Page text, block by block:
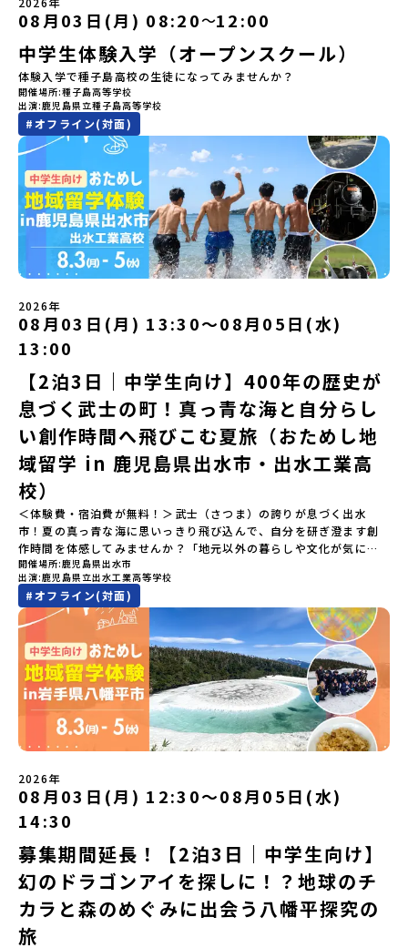
イブ動画を視聴する]YouTube：
https://youtu.be/Yt8nd04aNgA?
si=e5erbspvwz5O8_uF【STEP 2】有田町プログラム説明会〜
「有田町」の内容を具体的に深掘りしたい方へ〜全体説明を聞いた
うえで、「有田町では具体的に何をするの？」「どんな町なの？」
という疑問にお答えする説明会です。有田町ならではの豊かな文化
や、2泊3日のプログラムの中身をたっぷりとお伝えします。日
時： 5月11日(月) 19：00〜19：40内 容： 有田町ってどんなとこ
ろ？、プログラム詳細解説、質疑応答お申し込み：https://c-
mirai.jp/events/068058お気軽にどうぞ！「はじめての一人旅だ
けど大丈夫？」「どんな体験ができるの？」そんな保護者様の不安
や、中学生のみなさんの素朴な疑問にスタッフが直接お答えしま
す。チャットでの質問も可能ですので、ぜひご自宅からリラックス
してご参加ください。▼お申し込み前に必ずご確認ください・参加
規約への同意プログラムへの参加申し込みいただく前に、「お申し
込みに関する各規約」への同意が必須となります。ご確認くださ
ら抽選の上、締め切り日から1週間を目途に、お申し込み時に記入い
ただいたメールアドレス宛に「当選／落選メール」をお送りいたし
ます。当選者は、メールに記載された「当選確認フォーム」に３日
以内に回答いただき、確認フォームの提出をもって参加確定とさせ
ていただきます。当選確認フォームの期日までにご回答いただけな
い場合は、当選を取り消しとさせていただきます。当選取り消しが
あった場合は、繰り上げ当選者へご連絡させていただきます。登録
メールアドレスの変更をご希望の場合は下記の地域みらい留学公式
LINEよりご連絡をお願いします。※受信制限設定をしていると、通
知メールをお受け取りいただけません。その場合は、
「@miratabi.jp」からのメールを受信できるよう設定をお願いいた
します。※結果に関する個別のお問合せにはお答えしておりません
ので、ご了承ください。・お申し込みについてお申込はお一人様1回
限りです。PC・スマートフォンからお申込ください。申込後の内容
変更はできません。お申込時は、メールアドレスの入力間違いにご
注意ください。・宿泊について１室に複数(同性2～4名程度)で宿泊
いただく予定です。・食事アレルギー対応について個別の詳細なア
レルギー対応希望にはお応えしかねる場合がございます。対応が必
要な場合は必ず事前にご相談ください。・参加取消や急遽参加でき
なくなった場合について参加決定後の参加お取り消しはご遠慮下さ
い。やむを得ないお取り消しの場合はお早めに事務局までご連絡く
ださい。・キャンセルポリシーやむを得ない参加お取り消しの場
合、以下のルールに沿って対応させていただきます。ご了承くださ
い。プログラム開催日の前日＜7月3日＞から、【キャンセルのご連
絡日：お支払いいただく旅行代金】・21日目にあたる日以前：無
料・20日目-8日目：20％・7日目-2日目：30％・プログラム開始日
加またはプログラム開始後の解除：100％・催行中止について天候な
どの状況等によって開催を見合わせる可能性があります。その場合
は原則、開催日1週間前までにご連絡いたします。又、最少催行人数
に達しなかった場合は、開催日3週間前までに催行中止の旨をメール
にてご連絡いたします。・よくあるご質問その他、よくあるご質問
についてはこちらをご確認ください。運営団体について＜プログラ
ム主催：一般財団法人地域・教育魅力化プラットフォーム＞「意志
ある若者にあふれる持続可能な地域・社会をつくる」というビジョ
ンを掲げ、2017年3月に島根県に設立した教育事業団体です。日本
全国約200の高校と連携しながら、中学卒業後に地域の枠を越えて生
生との特別な交流この旅の大きな魅力は、地元の「平取高校」の先
輩たちと過ごす時間です。 ただ校舎を眺める見学ではありません。
高校生が自ら企画したアクティビティを通じて、年の近い先輩たち
と本音で交流することができます。魅力的な大人たちと対話をしな
がら町の歴史や「生き方」を学ぶことができ、大充実の2泊3日にな
ること間違いなし！そんなユニークな魅力がたっぷりつまった北海
道平取町へ、人生の可能性をひらく特別な旅に出発しませんか？体
験のおすすめポイント体験プログラム内容（予定）＜1日目＞
（PM）「オリエンテーション・自己紹介ワーク」「高校生企画①-
遊び編-」 -平取高校生と仲を深める「びらとりの歴史・文化を知
る！アイヌ文化フィールドワーク」 -アイヌ文化博物館でアイヌ文
化を理解する -アイヌ伝統文化を感じるアクティビティ「1日を振
り返るーみんなで体験シェア」＜2日目＞（AM）「平取高校見学・
寮見学」 -平取高校の特徴を知る学校体験 -在校生との対話「高
校生企画②-町の紹介編-」 -ビンゴをしながら町を知ろう！（PM）
「自然と農を感じる！農業アクティビティ」 -平取特産の「びらと
「みんなでBBQディナー」 -さらに仲間や地元の高校生、町の大人
たちと交流＜3日目＞（AM）「アイヌが愛した森を散策するフィー
ルドワーク」「3日間の振り返りワーク」 -みんなで振り返り対話
「ランチ/お土産タイム」（PM） 13：30頃プログラム終了-新千歳
空港には15：00頃に到着予定です。※天候の状況や参加人数によっ
てプログラムを変更する場合がございます。参加概要【開催場所】
北海道平取町（びらとりちょう）【実施日程】7月18日(土)～7月20
日(月祝)※参加が確定した方には6月3日(水) 18：30～20：00に
「参加者向け事前オンライン研修」をご案内する予定です。必ず参
加をお願いします。【集合場所・時間】7月18日(土) 12：00 新千歳
空港※12：00までに新千歳空港に到着する便で手配ください。【解
散場所・時間】7月20日(祝月) 15：00頃 新千歳空港※16：00以降
に新千歳空港を出発する便で手配ください。【対象】中学2年生、中
学3年生【宿泊先】ゲストハウス ヤント※ドミトリータイプの2段ベ
ッド（1室2～4名）で宿泊いただく予定です。【旅行代金】無料※旅
行代金に含まれる費用のうち、以下の内容が無料となります・宿泊
費（2泊分）・プログラム内のアクティビティ・体験費用・一部の食
事代※以下の費用は参加者のご負担となります・集合場所までの往
復交通費・お土産代や自由時間の個人飲食費などの個人的費用【募
集人数】最大10名（お申し込み多数の場合は抽選の上決定）【参加
者決定】お申し込み多数の場合は、締め切り後1週間を目途に当落結
果をご連絡いたします。【申し込み受付締切】4月30日(木)12：00
から 5月14日(木) 12：00まで疑問も不安もワクワクに変える！「お
ためし地域留学」ステップアップ説明会プログラムの内容を詳しく
知りたい方や、お申し込みを迷われている方向けにZoomでのオン
ライン配信を行います。知りたい情報のレベルに合わせて、以下の2
つのステップをご活用ください。【STEP 1】全体オンライン説明会
（アーカイブ動画を公開中！）〜まずは「おためし地域留学」を知
りたい方へ〜日本全国20以上の地域から選んで参加できる「おため
し地域留学」の魅力を凝縮したアーカイブ動画をご覧いただけま
す。初めての一人旅への不安や、事務局のサポート体制、安全面に
る]YouTube：https://youtu.be/Yt8nd04aNgA?
si=e5erbspvwz5O8_uF【STEP 2】平取町プログラム説明会〜
「平取町」の内容を具体的に深掘りしたい方へ〜全体説明を聞いた
うえで、「平取町では具体的に何をするの？」「どんな町なの？」
という疑問にお答えする説明会です。平取町ならではの豊かな文化
や、2泊3日のプログラムの中身をたっぷりとお伝えします。日
そんな中学生のみなさんにおすすめ！「おためし地域留学体験」
は、日本全国約200の高校と連携し、地域の枠を超えて学校生活を送
る「地域みらい留学」をプチ体験できるプログラムです。はじめて
のひとり旅でも安心！現地でもスタッフがしっかりとサポートいた
します。今回のフィールドは「北海道 大樹町（たいきちょう）」北
海道の東部、十勝の南部に位置する大樹町（たいきちょう）。西に
日高山脈（ひだかさんみゃく）が連なり、東は太平洋に面した自然
豊かな町です。酪農を主体とした農業や漁業、林業が盛んであると
同時に、「宇宙に一番近い町」として航空宇宙産業の誘致を進める
ユニークな顔を持っています 。見上げるほど大きな山々が連なる
「日高山脈（ひだかさんみゃく）」の絶景！牛たちがのんびりと過
ごす放牧地や、海が見える珍しい温泉。日本一の清流に選ばれたこ
ともある「歴舟川（れきふねがわ）」。 他の地域では見ることので
きない圧倒的スケールの自然と、新しい産業が交差する瞬間を肌で
体感できる町です。北の大地で脈々と受け継がれる 「フロンティア
スピリッツ」を体感！ 「フロンティアスピリッツ（開拓者精神）」
です。どんな困難な状況にも真っ向から立ち向かい、未知の領域へ
夢を追って挑戦し続ける姿勢や、手つかずの大自然の中で一攫千金
の夢を抱いて熱中した「砂金掘り」、自らの手で広大な大地を切り
拓いてきた農業や漁業の歴史など、夢を追う人々が集まる他の町に
はない風土が存在します。大樹町では、このフロンティアスピリッ
ツが現在、「北海道の小さな町から宇宙を目指す」という新たな夢
へと繋がっています。 「宇宙版シリコンバレー」の実現を目指し、
国内外の宇宙関連企業が集まる宇宙港「北海道スペースポート」の
整備が進められています。 この未来への挑戦の精神は、民間企業に
よる日本初のロケット打ち上げ成功という形で実を結び、世界有数
のロケット発射場の適地として全国・アジア各国からも大きな注目
を集めています 今回は、そんな大樹町の過去から未来へ繋がるフロ
ンティアスピリッツに触れるアクティビティへ出発！農業からロケ
ットまで本物の現場を体感し、他では味わえない体験を五感をフル
につかって楽しむことができます🎵大樹高校は、農業から宇宙まで
「町のぜんぶが教科書」！大樹高校の学びは、ただ教室の机に座っ
ているだけではありません！農業や漁業から、最先端の宇宙科学ま
で「町のぜんぶが教科書」 です。先輩たちは「地域探究」の授業
や、放課後の「地域探究サークル」を通して、学校の外へどんどん
飛び出し町の人たちと一緒にリアルな課題解決にチャレンジしてい
ます。そんな先輩たちとの交流がきっと「未来の自分」のヒントが
見つかるはず！ あたたかい町の人たちや先輩たちとの出会いが待っ
ている北海道大樹町へ、あなたの世界をグッと広げる特別な旅に出
発しませんか？ 体験のおすすめポイント体験プログラム内容（予
定）＜１日目＞（PM）「オリエンテーション・自己紹介ワーク」
「大樹町の自然を満喫」 -先人の知恵と夢を体験「砂金堀」 -川
樹高校見学・寮見学」 -大樹高校の特徴を知る学校体験 -高校生
との対話「大樹町の魅力を体験①」 -大樹町ならではのランチ＆ス
イーツ（PM）「大樹町の魅力を体験②」 -大樹町宇宙交流センタ
ーSORA見学 -モデルロケットを飛ばしてみよう！「みんなで
BBQ」 -さらに仲間や地元の高校生、町の大人たちと交流＜3日目
＞（AM）「3日間の振り返りワーク」 -みんなで振り返り対話「牧
場の舞台裏。フィールドワーク」 -牧場見学・搾乳体験・動物と触
れ合おう「ランチ/お土産タイム」（PM） 14：00頃プログラム終
了-とかち帯広空港には15：00頃に到着予定です。※天候の状況や参
加人数によってプログラムを変更する場合がございます。参加概要
08月03日(月) 08:20〜12:00
中学生体験入学（オープンスクール）
体験入学で種子島高校の生徒になってみませんか？
開催場所 種子島高等学校
出演 鹿児島県立種子島高等学校
#オフライン(対面)
2026年
08月03日(月) 13:30〜08月05日(水)
13:00
【2泊3日｜中学生向け】400年の歴史が
息づく武士の町！真っ青な海と自分らし
い創作時間へ飛びこむ夏旅（おためし地
域留学 in 鹿児島県出水市・出水工業高
校）
＜体験費・宿泊費が無料！＞武士（さつま）の誇りが息づく出水
市！夏の真っ青な海に思いっきり飛び込んで、自分を研ぎ澄ます創
作時間を体感してみませんか？「地元以外の暮らしや文化が気にな
る。いつか留学してみたい！」「自分の進学や将来の可能性をもっ
とひらきたい！」「ものづくりや工業高校に興味がある！」そんな
中学生のみなさんにおすすめ！「おためし地域留学」は、日本全国
約200の高校と連携し、地域の枠を超えて学校生活を送る「地域みら
い留学」をプチ体験できるプログラムです。はじめてのひとり旅で
も安心！現地でもスタッフがしっかりとサポートいたします。今回
のフィールドは「鹿児島県 出水市（いずみし）出水工業高校」出水
市（いずみし）は、鹿児島県の玄関口にあるまち。ここでしか見ら
れない景色と、地元の人たちがずっと大切にしてきたものがありま
す。400年前から続く「武士の道」を歩く昔、武士たちがまちを守る
ために築いた「出水麓（いずみふもと）武家屋敷群」。今も残る約
150軒のお屋敷のほとんどに、今も人が住んでいます。400年前の武
士が歩いた道を、自分の足で歩く。まるで、まち全体がタイムカプ
セル。真っ青な海へダイブ！目の前に広がる八代海（やつしろか
い）は穏やかなリアス式海岸。海に沈む夕日は一生に一度は見てお
きたい景色です。出水工業高校は、「建築科」と「機械電気科」の2
つの学科。金属加工、電気工作、建物のデザインにチャレンジでき
る環境。「高校生ものづくりコンテスト」の木材加工部門で九州大
会2位に輝くなど、先輩たちの実力はホンモノ！この旅では自分の手
でモノをつくる時間を体験。金属を削ったり、電気を組んだり、木
で形をつくったり。プロの機械にさわれる高校で&quot;自分の手
&quot;でモノづくりにチャレンジ。夜には自分だけの「竹灯籠（た
開催場所 鹿児島県出水市
出演 鹿児島県立出水工業高等学校
#オフライン(対面)
2026年
08月03日(月) 12:30〜08月05日(水)
14:30
募集期間延長！【2泊3日｜中学生向け】
幻のドラゴンアイを探しに！？地球のチ
カラと森のめぐみに出会う八幡平探究の
旅